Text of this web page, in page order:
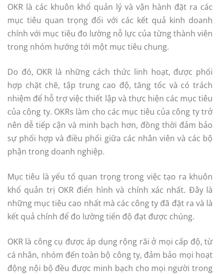
OKR là các khuôn khổ quản lý và vận hành đặt ra các
mục tiêu quan trọng đối với các kết quả kinh doanh
chính với mục tiêu đo lường nỗ lực của từng thành viên
trong nhóm hướng tới một mục tiêu chung.
Do đó, OKR là những cách thức linh hoạt, được phối
hợp chặt chẽ, tập trung cao độ, tăng tốc và có trách
nhiệm để hỗ trợ việc thiết lập và thực hiện các mục tiêu
của công ty. OKRs làm cho các mục tiêu của công ty trở
nên dễ tiếp cận và minh bạch hơn, đồng thời đảm bảo
sự phối hợp và điều phối giữa các nhân viên và các bộ
phận trong doanh nghiệp.
Mục tiêu là yếu tố quan trọng trong việc tạo ra khuôn
khổ quản trị OKR điển hình và chính xác nhất. Đây là
những mục tiêu cao nhất mà các công ty đã đặt ra và là
kết quả chính để đo lường tiến độ đạt được chúng.
OKR là công cụ được áp dụng rộng rãi ở mọi cấp độ, từ
cá nhân, nhóm đến toàn bộ công ty, đảm bảo mọi hoạt
động nội bộ đều được minh bạch cho mọi người trong